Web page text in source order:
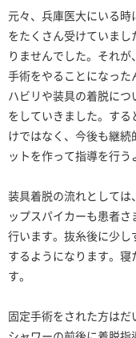
元々、兵庫医大にいる
をたくさん受けていま
りませんでした。それ
手術をやることになった
ハビリや装具の着脱に
をしていきました。す
けではなく、今後も継
ットを作って指導を行う
装具着脱の流れとして
ップスパイカーも患者
行います。抜糸後に少
するようになります。
す。
固定手術をされた方は